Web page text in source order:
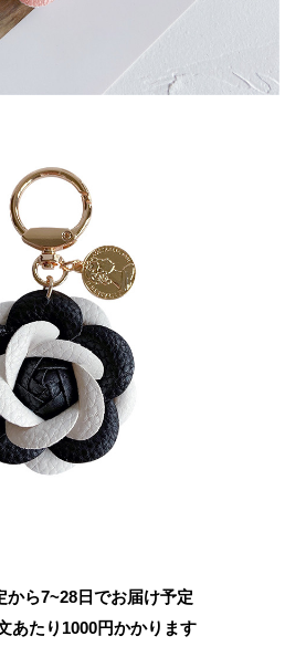
から7~28日でお届け予定
あたり 1000円かかります